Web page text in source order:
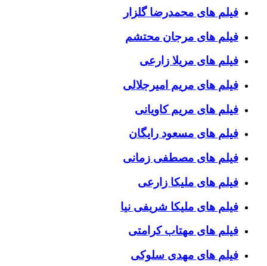
فیلم های محمدرضا گلزار
فیلم های مرجان محتشم
فیلم های مریلا زارعی
فیلم های مریم امیرجلالی
فیلم های مریم کاویانی
فیلم های مسعود رایگان
فیلم های مصطفی زمانی
فیلم های ملیکا زارعی
فیلم های ملیکا شریفی نیا
فیلم های مهتاب کرامتی
فیلم های مهدی سلوکی